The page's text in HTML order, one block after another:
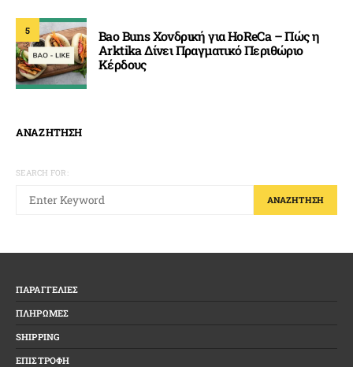
5
Bao Buns Χονδρική για HoReCa – Πώς η
Arktika Δίνει Πραγματικό Περιθώριο
Κέρδους
ΑΝΑΖΗΤΗΣΗ
SEARCH FOR:
ΑΝΑΖΉΤΗΣΗ
ΠΑΡΑΓΓΕΛΙΕΣ
ΠΛΗΡΩΜΕΣ
SHIPPING
ΕΠΙΣΤΡΟΦΗ